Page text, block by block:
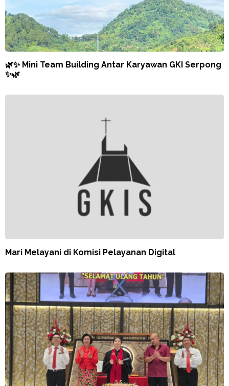
🌿✨ Mini Team Building Antar Karyawan GKI Serpong
✨🌿
Mari Melayani di Komisi Pelayanan Digital